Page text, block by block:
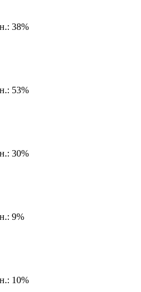
38%
53%
30%
9%
10%